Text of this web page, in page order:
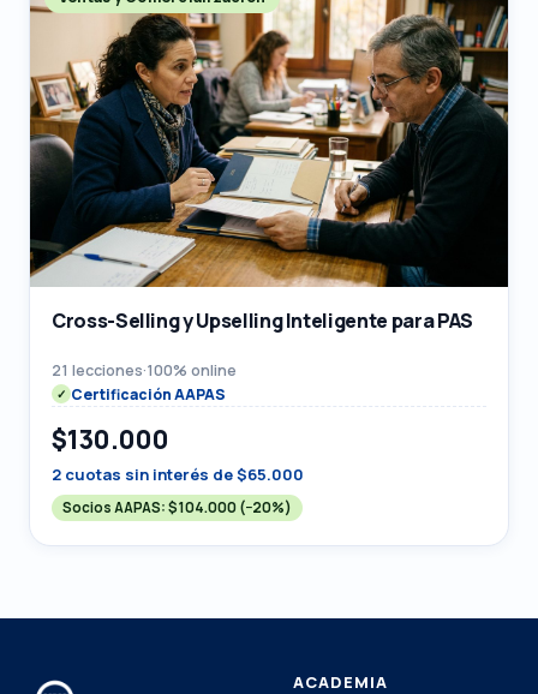
Cross-Selling y Upselling Inteligente para PAS
21 lecciones·100% online
Certificación AAPAS
$130.000
2 cuotas sin interés de $65.000
Socios AAPAS: $104.000 (−20%)
ACADEMIA